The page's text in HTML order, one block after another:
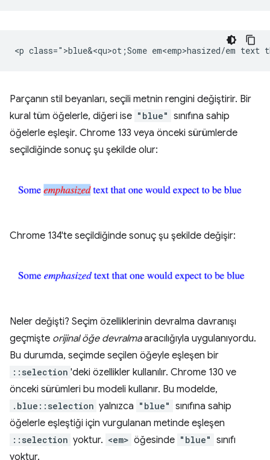
<p class=">blue&<qu>ot;Some em<emp>hasized/em
Parçanın stil beyanları, seçili metnin rengini değiştirir. Bir
kural tüm öğelerle, diğeri ise "blue" sınıfına sahip
öğelerle eşleşir. Chrome 133 veya önceki sürümlerde
seçildiğinde sonuç şu şekilde olur:
Chrome 134'te seçildiğinde sonuç şu şekilde değişir:
Neler değişti? Seçim özelliklerinin devralma davranışı
geçmişte orijinal öğe devralmaaracılığıyla uygulanıyordu.
Bu durumda, seçimde seçilen öğeyle eşleşen bir
::selection 'deki özellikler kullanılır. Chrome 130 ve
önceki sürümleri bu modeli kullanır. Bu modelde,
.blue::selection yalnızca "blue" sınıfına sahip
öğelerle eşleştiği için vurgulanan metinde eşleşen
::selection yoktur. <em> öğesinde "blue" sınıfı
yoktur.